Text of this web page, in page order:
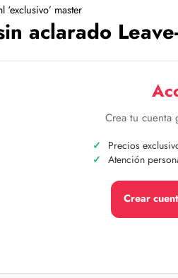
aclarado
Crea tu cuenta
Precios
Atención
Crear